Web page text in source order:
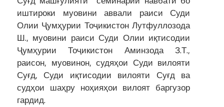
иштироки муовини аввали раиси Суди
Олии Ҷумҳурии Тоҷикистон Лутфуллозода
Ш., муовини раиси Суди Олии иқтисодии
Ҷумҳурии Тоҷикистон Аминзода З.Т.,
раисон, муовинон, судяҳои Суди вилояти
Суғд, Суди иқтисодии вилояти Суғд ва
судҳои шаҳру ноҳияҳои вилоят баргузор
гардид.